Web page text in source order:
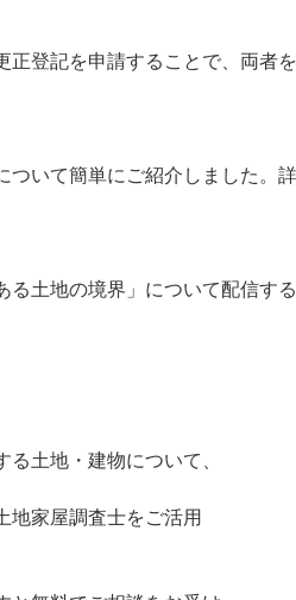
登記を申請することで、両者
いて簡単にご紹介しました。
土地の境界」について配信する
土地・建物について、
地家屋調査士をご活用